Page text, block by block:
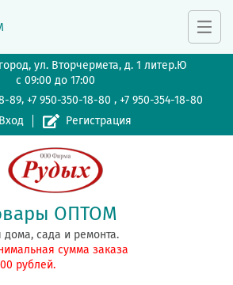
ул. Вторчермета, д. 1 литер.Ю
с 09:00 до 17:00
89,+7 950-350-18-80 ,+7 950-354-18-80
Вход
Регистрация
ОПТОМ
дома, сада и ремонта.
сумма заказа
рублей.